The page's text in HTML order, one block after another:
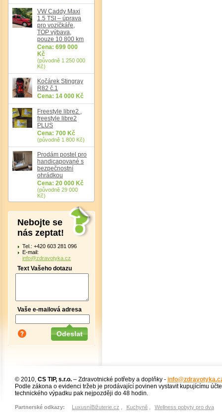
VW Caddy Maxi
1.5 TSI – úprava
pro vozíčkáře,
TOP výbava,
pouze 10 800 km
Cena: 699 000
Kč
(původně 1 250 000
Kč)
Kočárek Stingray
R82 č.1
Cena: 14 000 Kč
Freestyle libre2 ,
freestyle libre2
PLUS
Cena: 700 Kč
(původně 1 800 Kč)
Prodám postel pro
handicapované s
bezpečnostní
ohrádkou
Cena: 20 000 Kč
(původně 29 000
Kč)
Nebojte se
nás zeptat!
Tel.: +420 603 281 096
E-mail:
info@zdravotyka.cz
Text Vašeho dotazu
Vaše e-mailová adresa
© 2010, CS TIP, s.r.o. – Zdravotnické potřeby a doplňky -
Podle zákona o evidenci tržeb je prodávající povinen vystavit kupujícímu
technického výpadku pak nejpozději do 48 hodin.
Partnerské odkazy: LuxusníBižuterie.cz Kuchyně Wellness pobyty pro dva